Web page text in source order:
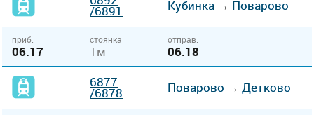
/6891 Кубинка → Поварово
приб.
06.17
стоянка
1м
отправ.
06.18
6877
/6878 Поварово → Детково